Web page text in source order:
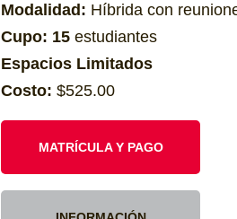
Modalidad: Híbrida con
Cupo: 15 estudiantes
Espacios Limitados
Costo: $525.00
MATRÍCULA Y PAGO